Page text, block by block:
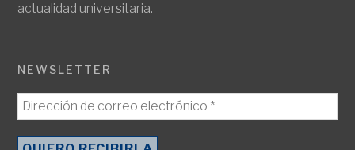
actualidad universitaria.
NEWSLETTER